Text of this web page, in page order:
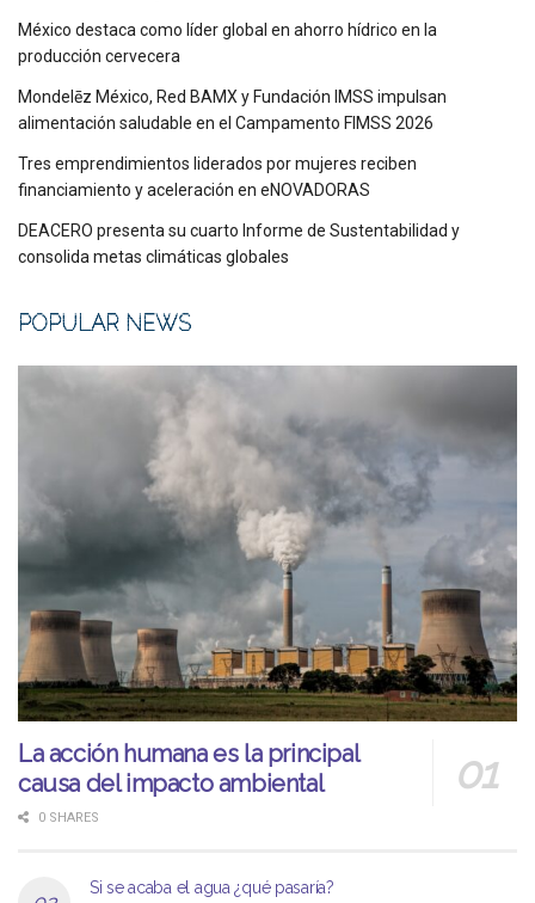
México destaca como líder global en ahorro hídrico en la
producción cervecera
Mondelēz México, Red BAMX y Fundación IMSS impulsan
alimentación saludable en el Campamento FIMSS 2026
Tres emprendimientos liderados por mujeres reciben
financiamiento y aceleración en eNOVADORAS
DEACERO presenta su cuarto Informe de Sustentabilidad y
consolida metas climáticas globales
POPULAR NEWS
La acción humana es la principal
causa del impacto ambiental
0 SHARES
Si se acaba el agua ¿qué pasaría?